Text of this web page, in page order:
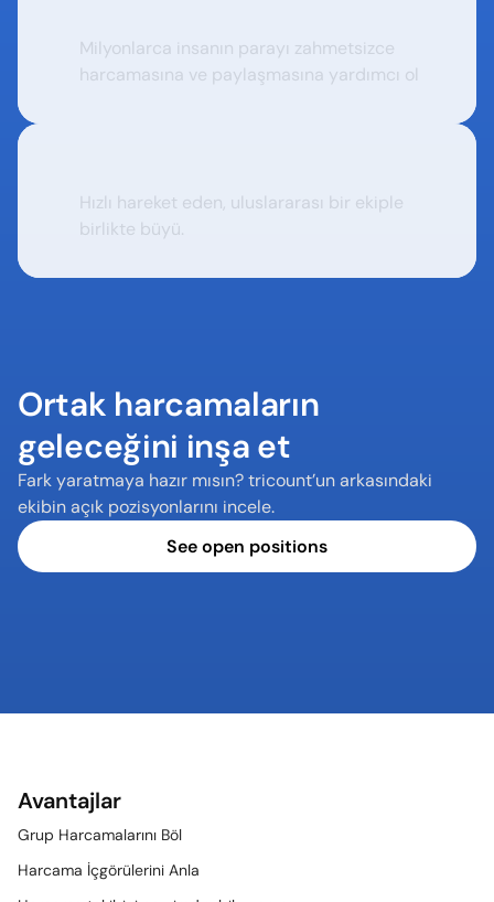
Milyonlarca insanın parayı zahmetsizce
harcamasına ve paylaşmasına yardımcı ol
Hızlı hareket eden, uluslararası bir ekiple
birlikte büyü.
Ortak harcamaların
geleceğini inşa et
Fark yaratmaya hazır mısın? tricount’un arkasındaki
ekibin açık pozisyonlarını incele.
See open positions
Avantajlar
Grup Harcamalarını Böl
Harcama İçgörülerini Anla